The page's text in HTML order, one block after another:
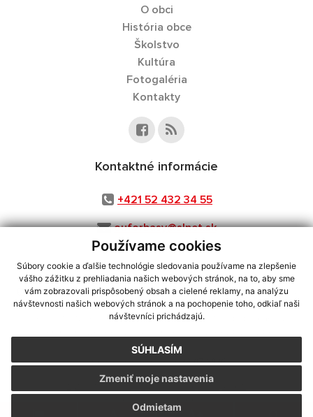
Používame cookies
Súbory cookie a ďalšie technológie sledovania používame na zlepšenie
vášho zážitku z prehliadania našich webových stránok, na to, aby sme
vám zobrazovali prispôsobený obsah a cielené reklamy, na analýzu
návštevnosti našich webových stránok a na pochopenie toho, odkiaľ naši
návštevníci prichádzajú.
SÚHLASÍM
Odmietam
Zmeniť moje nastavenia
O obci
História obce
Školstvo
Kultúra
Fotogaléria
Kontakty
Kontaktné informácie
+421 52 432 34 55
ouforbasy@slnet.sk
využite možnosť získavania aktuálnych informácií s využitím RSS
CMS systém (redakčný) systém ECHELON 2,Mapa stránok,web portál
webex.digital, s.r.o.,domény,registrácia domény
Posledná aktualizácia:28.07.2026
Vytlačiť stránku|Vyhlásenie o prístupnosti